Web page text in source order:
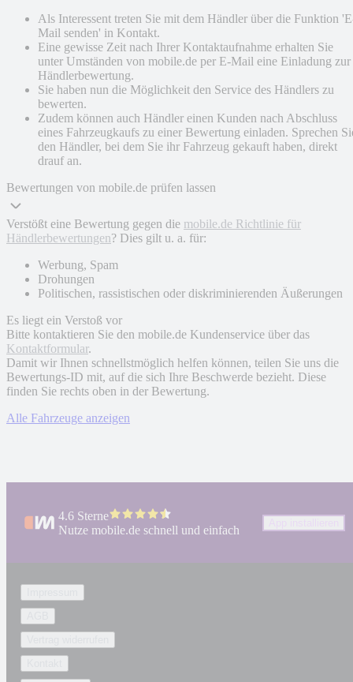
Als Interessent treten Sie mit dem Händler über die Funktion
Mail senden' in Kontakt.
Eine gewisse Zeit nach Ihrer Kontaktaufnahme erhalten Sie
unter Umständen von mobile.de per E-Mail eine Einladung zur
Händlerbewertung.
Sie haben nun die Möglichkeit den Service des Händlers zu
bewerten.
Zudem können auch Händler einen Kunden nach Abschluss
eines Fahrzeugkaufs zu einer Bewertung einladen. Sprechen
den Händler, bei dem Sie ihr Fahrzeug gekauft haben, direkt
drauf an.
Bewertungen von mobile.de prüfen lassen
Verstößt eine Bewertung gegen die mobile.de Richtlinie für
Händlerbewertungen? Dies gilt u. a. für:
Werbung, Spam
Drohungen
Politischen, rassistischen oder diskriminierenden Äußerungen
Es liegt ein Verstoß vor
Bitte kontaktieren Sie den mobile.de Kundenservice über das
Kontaktformular.
Damit wir Ihnen schnellstmöglich helfen können, teilen Sie uns die
Bewertungs-ID mit, auf die sich Ihre Beschwerde bezieht. Diese
finden Sie rechts oben in der Bewertung.
Alle Fahrzeuge anzeigen
4.6 Sterne
Nutze mobile.de schnell und einfach